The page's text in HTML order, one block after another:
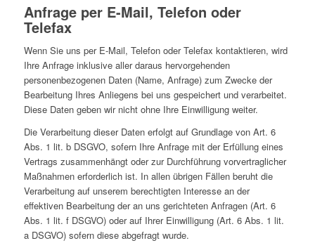
Anfrage per E-Mail, Telefon oder
Telefax
Wenn Sie uns per E-Mail, Telefon oder Telefax kontaktieren, wird
Ihre Anfrage inklusive aller daraus hervorgehenden
personenbezogenen Daten (Name, Anfrage) zum Zwecke der
Bearbeitung Ihres Anliegens bei uns gespeichert und verarbeitet.
Diese Daten geben wir nicht ohne Ihre Einwilligung weiter.
Die Verarbeitung dieser Daten erfolgt auf Grundlage von Art. 6
Abs. 1 lit. b DSGVO, sofern Ihre Anfrage mit der Erfüllung eines
Vertrags zusammenhängt oder zur Durchführung vorvertraglicher
Maßnahmen erforderlich ist. In allen übrigen Fällen beruht die
Verarbeitung auf unserem berechtigten Interesse an der
effektiven Bearbeitung der an uns gerichteten Anfragen (Art. 6
Abs. 1 lit. f DSGVO) oder auf Ihrer Einwilligung (Art. 6 Abs. 1 lit.
a DSGVO) sofern diese abgefragt wurde.